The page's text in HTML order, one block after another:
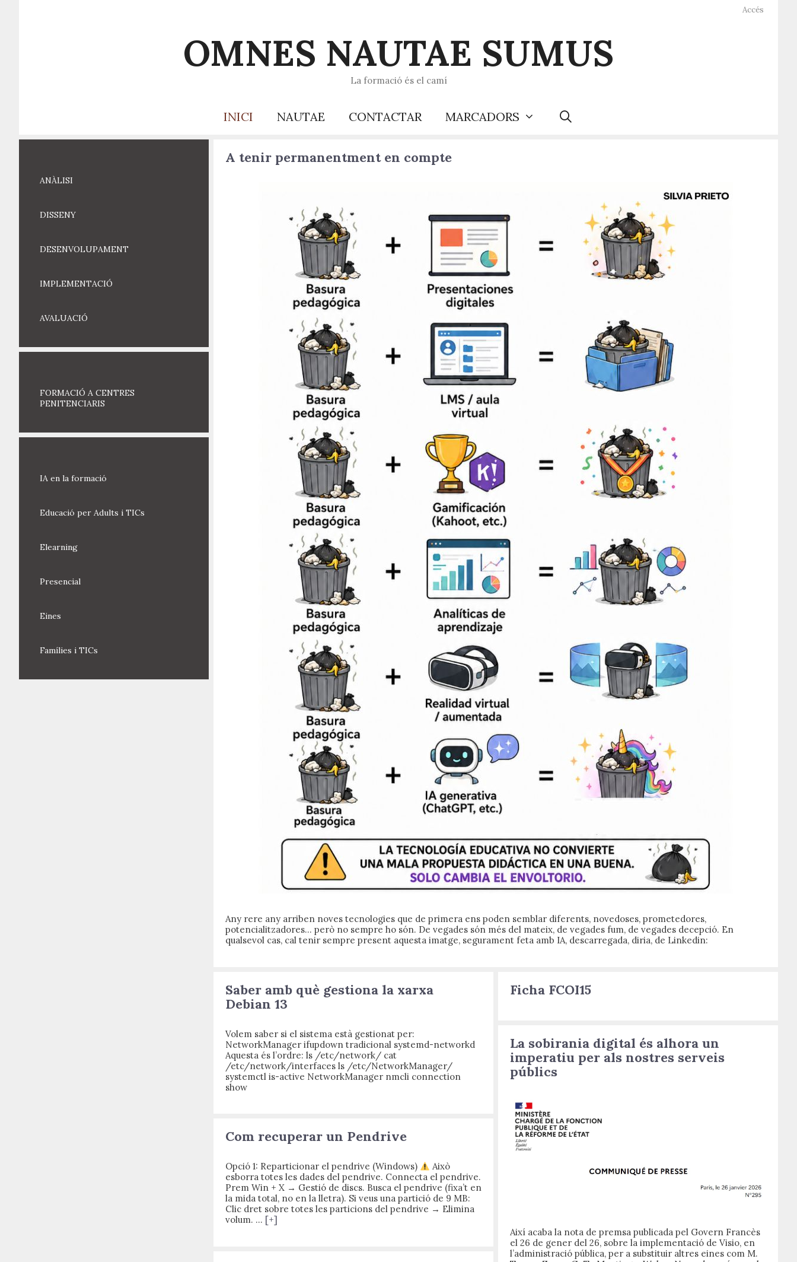
Accés
OMNES NAUTAE SUMUS
La formació és el camí
INICI NAUTAE CONTACTAR MARCADORS
A tenir permanentment en compte
Any rere any arriben noves tecnologies que de primera ens poden semblar diferents, novedoses, prometedores,
potencialitzadores… però no sempre ho són. De vegades són més del mateix, de vegades fum, de vegades decepció. En
qualsevol cas, cal tenir sempre present aquesta imatge, segurament feta amb IA, descarregada, diria, de Linkedin:
Saber amb què gestiona la xarxa
Debian 13
Volem saber si el sistema està gestionat per:
NetworkManager ifupdown tradicional systemd-networkd
Aquesta és l’ordre: ls /etc/network/ cat
/etc/network/interfaces ls /etc/NetworkManager/
systemctl is-active NetworkManager nmcli connection
show
Ficha FCOI15
La sobirania digital és alhora un
imperatiu per als nostres serveis
públics
Així acaba la nota de premsa publicada pel Govern Francès
el 26 de gener del 26, sobre la implementació de Visio, en
l’administració pública, per a substituir altres eines com M.
Com recuperar un Pendrive
Opció 1: Reparticionar el pendrive (Windows)
Això
esborra totes les dades del pendrive. Connecta el pendrive.
Prem Win + X → Gestió de discs. Busca el pendrive (fixa’t en
la mida total, no en la lletra). Si veus una partició de 9 MB:
Clic dret sobre totes les particions del pendrive → Elimina
volum. … [+]
ANÀLISI
DISSENY
DESENVOLUPAMENT
IMPLEMENTACIÓ
AVALUACIÓ
FORMACIÓ A CENTRES
PENITENCIARIS
IA en la formació
Educació per Adults i TICs
Elearning
Presencial
Eines
Famílies i TICs